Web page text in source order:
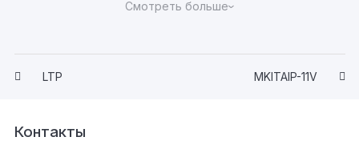
LTP MKITAIP-11V
Контакты